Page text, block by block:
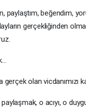
paylaştım, beğendim,
gerçekliğinden
gerçek olan vicdanımızı
o acıyı, o